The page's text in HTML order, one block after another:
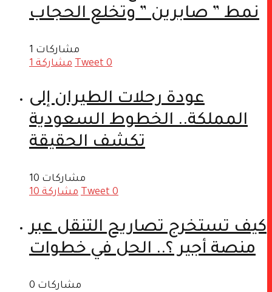
نمط ” صابرين ” وتخلع الحجاب
1 مشاركات
مشاركة 1 Tweet 0
عودة رحلات الطيران إلى
المملكة.. الخطوط السعودية
تكشف الحقيقة
10 مشاركات
مشاركة 10 Tweet 0
كيف تستخرج تصاريح التنقل عبر
منصة أجير ؟.. الحل في خطوات
0 مشاركات